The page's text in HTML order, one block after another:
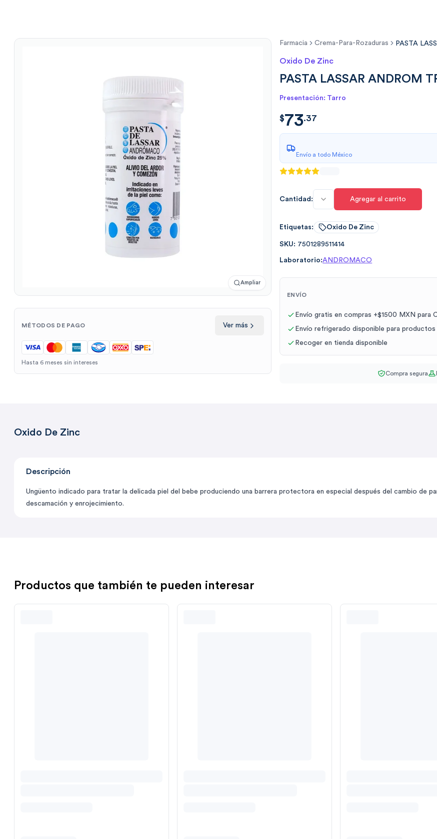
Ampliar
MÉTODOS DE PAGO Ver más
Hasta 6 meses sin intereses
Farmacia Crema-Para-Rozaduras PASTA
Oxido De Zinc
PASTA LASSAR ANDROM
Presentación: Tarro
$73.3761
$73.37
Envío a todo México
Cantidad: Agregar al carrito
Etiquetas: Oxido De Zinc
SKU: 7501289511414
Laboratorio:ANDROMACO
ENVÍO
Envío gratis en compras +$1500 MXN para
Envío refrigerado disponible para productos
Recoger en tienda disponible
Compra segura
Oxido De Zinc
Descripción
Ungüento indicado para tratar la delicada piel del bebe produciendo una barrera protectora en especial después del cambio de
descamación y enrojecimiento.
Productos que también te pueden interesar